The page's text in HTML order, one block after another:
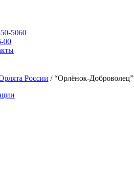
5060
00
России /“Орлёнок-Доброволец”